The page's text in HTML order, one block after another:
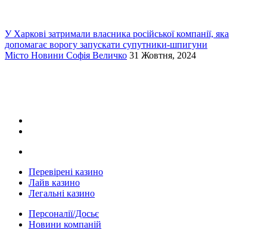
У Харкові затримали власника російської компанії, яка
допомагає ворогу запускати супутники-шпигуни
Місто Новини Софія Величко 31 Жовтня, 2024
Перевірені казино
Лайв казино
Легальні казино
Персоналії/Досьє
Новини компаній